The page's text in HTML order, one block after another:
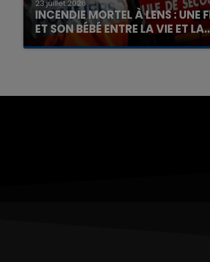
23 juillet 2026
INCENDIE MORTEL À LENS : UNE
ET SON BÉBÉ ENTRE LA VIE ET
Un homme s'est immolé par le feu